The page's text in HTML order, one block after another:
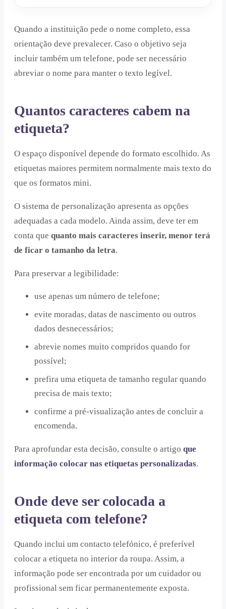
Quando a instituição pede o nome completo, essa
orientação deve prevalecer. Caso o objetivo seja
incluir também um telefone, pode ser necessário
abreviar o nome para manter o texto legível.
Quantos caracteres cabem na
etiqueta?
O espaço disponível depende do formato escolhido. As
etiquetas maiores permitem normalmente mais texto do
que os formatos mini.
O sistema de personalização apresenta as opções
adequadas a cada modelo. Ainda assim, deve ter em
conta que quanto mais caracteres inserir, menor terá
de ficar o tamanho da letra.
Para preservar a legibilidade:
use apenas um número de telefone;
evite moradas, datas de nascimento ou outros
dados desnecessários;
abrevie nomes muito compridos quando for
possível;
prefira uma etiqueta de tamanho regular quando
precisa de mais texto;
confirme a pré-visualização antes de concluir a
encomenda.
Para aprofundar esta decisão, consulte o artigo que
informação colocar nas etiquetas personalizadas.
Onde deve ser colocada a
etiqueta com telefone?
Quando inclui um contacto telefónico, é preferível
colocar a etiqueta no interior da roupa. Assim, a
informação pode ser encontrada por um cuidador ou
profissional sem ficar permanentemente exposta.